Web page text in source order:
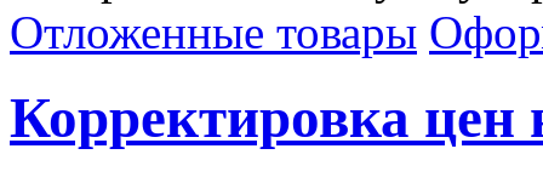
Отложенные товары
Корректировка цен